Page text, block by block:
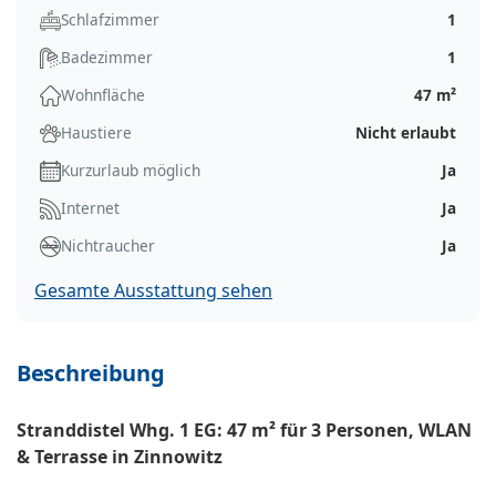
Schlafzimmer
1
Badezimmer
1
Wohnfläche
47 m²
Haustiere
Nicht erlaubt
Kurzurlaub möglich
Ja
Internet
Ja
Nichtraucher
Ja
Gesamte Ausstattung sehen
Beschreibung
Stranddistel Whg. 1 EG: 47 m² für 3 Personen, WLAN
& Terrasse in Zinnowitz